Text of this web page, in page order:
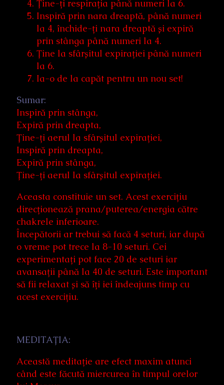
Ține-ți respirația până numeri la 6.
Inspiră prin nara dreaptă, până numeri
la 4, închide-ți nara dreaptă și expiră
prin stânga până numeri la 4.
Ține la sfârșitul expirației până numeri
la 6.
Ia-o de la capăt pentru un nou set!
Sumar:
Inspiră prin stânga,
Expiră prin dreapta,
Ține-ți aerul la sfârșitul expirației,
Inspiră prin dreapta,
Expiră prin stânga,
Ține-ți aerul la sfârșitul expirației.
Aceasta constituie un set. Acest exercițiu
direcționează prana/puterea/energia către
chakrele inferioare.
Începătorii ar trebui să facă 4 seturi, iar după
o vreme pot trece la 8-10 seturi. Cei
experimentați pot face 20 de seturi iar
avansații până la 40 de seturi. Este important
să fii relaxat și să îți iei îndeajuns timp cu
acest exercițiu.
MEDITAȚIA:
Această meditație are efect maxim atunci
când este făcută miercurea în timpul orelor